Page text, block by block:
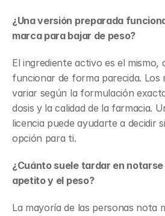
¿Una versión preparada
marca para bajar de peso?
El ingrediente activo es el mismo,
funcionar de forma parecida. Los
variar según la formulación
dosis y la calidad de la farmacia.
licencia puede ayudarte a decidir
opción para ti.
¿Cuánto suele tardar en notarse
apetito y el peso?
La mayoría de las personas nota